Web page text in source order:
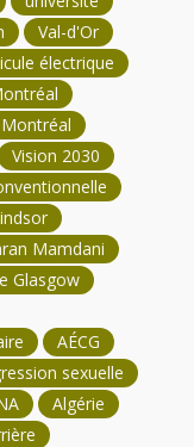
Val-d'Or
électrique
Vision 2030
Mamdani
Glasgow
AÉCG
sexuelle
Algérie